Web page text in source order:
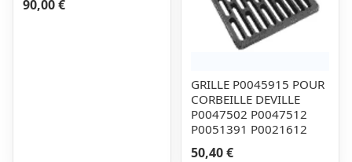
90,00 €
GRILLE P0045915 POUR
CORBEILLE DEVILLE
P0047502 P0047512
P0051391 P0021612
50,40 €